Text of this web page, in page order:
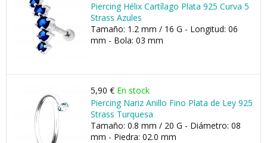
Piercing Hélix Cartílago Plata 925 Curva 5
Strass Azules
Tamaño: 1.2 mm / 16 G - Longitud: 06
mm - Bola: 03 mm
5,90 € En stock
Piercing Nariz Anillo Fino Plata de Ley 925
Strass Turquesa
Tamaño: 0.8 mm / 20 G - Diámetro: 08
mm - Piedra: 02.0 mm